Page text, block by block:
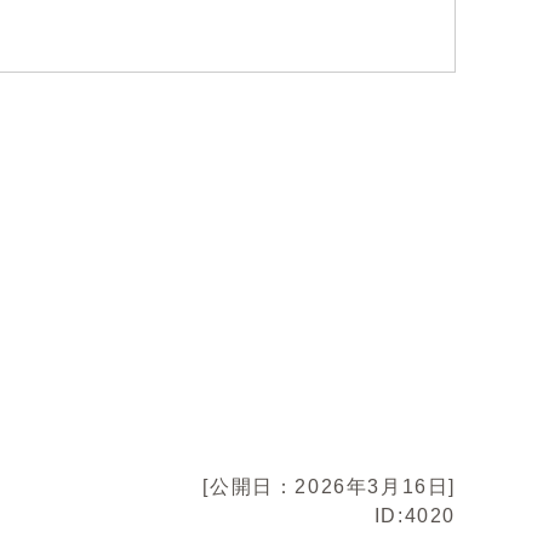
[公開日：2026年3月16日]
ID:4020